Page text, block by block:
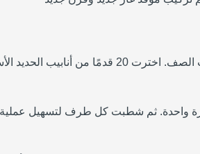
للمسار الرئيسي. إليك خطوة بخطوة:
واحدة. ثم شطبت كل طرف لتسهيل